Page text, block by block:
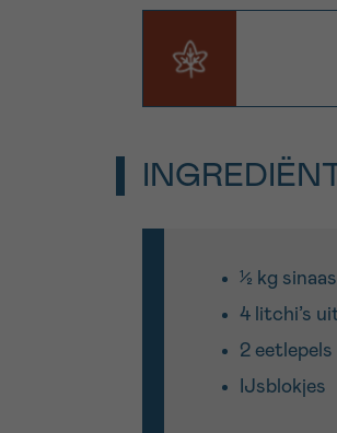
½ kg
4 litchi’s
2
IJsblokjes